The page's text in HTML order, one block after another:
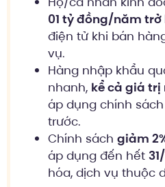
01 tỷ đồng/năm trở
điện tử khi bán
vụ.
Hàng nhập khẩu
nhanh, kể cả giá trị
áp dụng chính
trước.
Chính sách giảm
áp dụng đến hết
hóa, dịch vụ thuộc